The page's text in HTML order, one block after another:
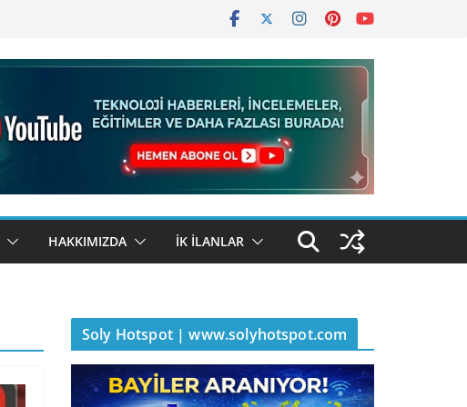
HAKKIMIZDA İK İLANLAR
Soly Hotspot | www.solyhotspot.com